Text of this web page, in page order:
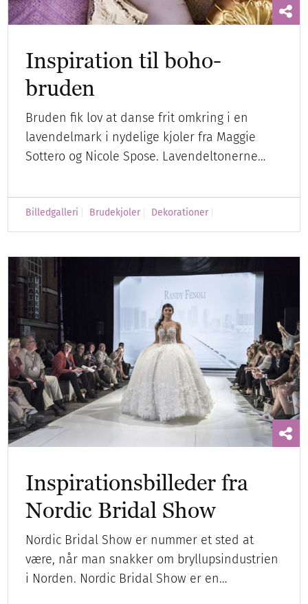
Inspiration til boho-
bruden
Bruden fik lov at danse frit omkring i en
lavendelmark i nydelige kjoler fra Maggie
Sottero og Nicole Spose. Lavendeltonerne…
Billedgalleri Brudekjoler Dekorationer
Inspirationsbilleder fra
Nordic Bridal Show
Nordic Bridal Show er nummer et sted at
være, når man snakker om bryllupsindustrien
i Norden. Nordic Bridal Show er en…